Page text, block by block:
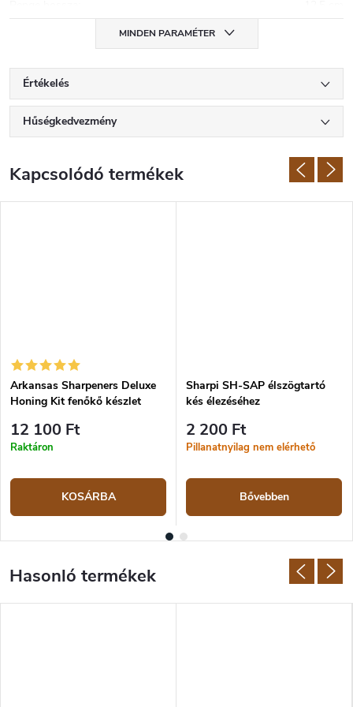
MINDEN PARAMÉTER
Értékelés
Hűségkedvezmény
Kapcsolódó termékek
Arkansas Sharpeners Deluxe
Honing Kit fenőkő készlet
12 100 Ft
Raktáron
KOSÁRBA
Sharpi SH-SAP élszögtartó
kés élezéséhez
2 200 Ft
Pillanatnyilag nem elérhető
Bővebben